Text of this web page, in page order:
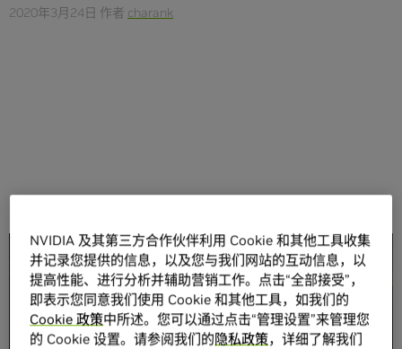
2020年3月24日 作者 charank
分享
NVIDIA 及其第三方合作伙伴利用 Cookie 和其他工具收集
并记录您提供的信息，以及您与我们网站的互动信息，以
提高性能、进行分析并辅助营销工作。点击“全部接受”，
即表示您同意我们使用 Cookie 和其他工具，如我们的
Cookie 政策中所述。您可以通过点击“管理设置”来管理您
的 Cookie 设置。请参阅我们的隐私政策，详细了解我们